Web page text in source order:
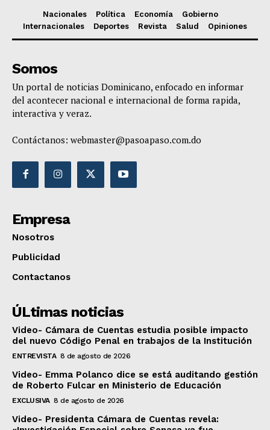
Nacionales Política Economía
Gobierno
Internacionales
Deportes Revista Salud Opiniones
Somos
Un portal de noticias Dominicano, enfocado en informar
del acontecer nacional e internacional de forma rapida,
interactiva y veraz.
Contáctanos: webmaster@pasoapaso.com.do
Empresa
Nosotros
Publicidad
Contactanos
ÚLtimas noticias
Video- Cámara de Cuentas estudia posible impacto
del nuevo Código Penal en trabajos de la Institución
ENTREVISTA 8 de agosto de 2026
Video- Emma Polanco dice se está auditando gestión
de Roberto Fulcar en Ministerio de Educación
EXCLUSIVA 8 de agosto de 2026
Video- Presidenta Cámara de Cuentas revela: